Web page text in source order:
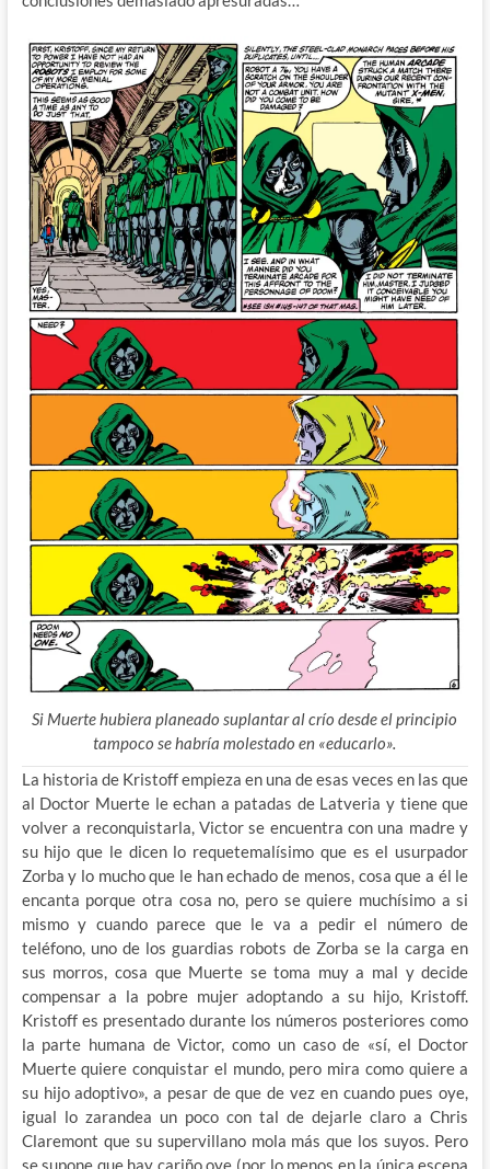
Si Muerte hubiera planeado suplantar al crío desde el principio
tampoco se habría molestado en «educarlo».
La historia de Kristoff empieza en una de esas veces en las que
al Doctor Muerte le echan a patadas de Latveria y tiene que
volver a reconquistarla, Victor se encuentra con una madre y
su hijo que le dicen lo requetemalísimo que es el usurpador
Zorba y lo mucho que le han echado de menos, cosa que a él le
encanta porque otra cosa no, pero se quiere muchísimo a si
mismo y cuando parece que le va a pedir el número de
teléfono, uno de los guardias robots de Zorba se la carga en
sus morros, cosa que Muerte se toma muy a mal y decide
compensar a la pobre mujer adoptando a su hijo, Kristoff.
Kristoff es presentado durante los números posteriores como
la parte humana de Victor, como un caso de «sí, el Doctor
Muerte quiere conquistar el mundo, pero mira como quiere a
su hijo adoptivo», a pesar de que de vez en cuando pues oye,
igual lo zarandea un poco con tal de dejarle claro a Chris
Claremont que su supervillano mola más que los suyos. Pero
se supone que hay cariño oye (por lo menos en la única escena